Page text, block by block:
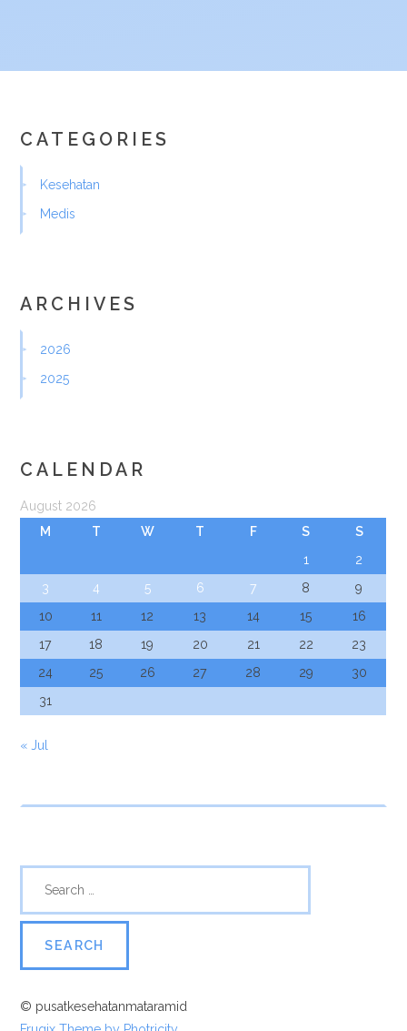
CATEGORIES
Kesehatan
Medis
ARCHIVES
2026
2025
CALENDAR
August 2026
M
T W T F S
S
1
2
3
4 5 6 7 8
9
10
11 12 13 14 15
16
17
18 19 20 21 22
23
24
25 26 27 28 29
30
31
« Jul
© pusatkesehatanmataramid